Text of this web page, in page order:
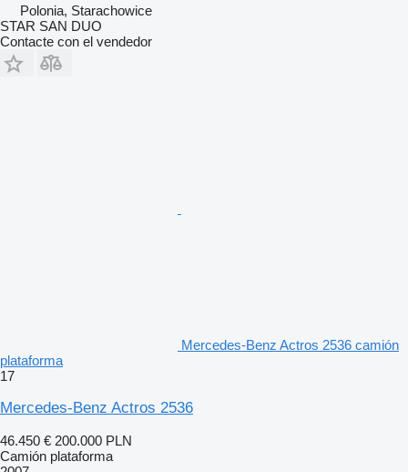
Polonia, Starachowice
STAR SAN DUO
Contacte con el vendedor
Mercedes-Benz Actros 2536 camión
plataforma
17
Mercedes-Benz Actros 2536
46.450 € 200.000 PLN
Camión plataforma